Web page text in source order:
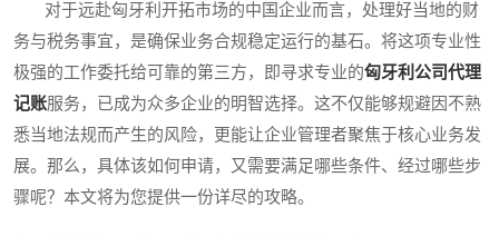
对于远赴匈牙利开拓市场的中国企业而言，处理好当地的财
务与税务事宜，是确保业务合规稳定运行的基石。将这项专业性
极强的工作委托给可靠的第三方，即寻求专业的匈牙利公司代理
记账服务，已成为众多企业的明智选择。这不仅能够规避因不熟
悉当地法规而产生的风险，更能让企业管理者聚焦于核心业务发
展。那么，具体该如何申请，又需要满足哪些条件、经过哪些步
骤呢？本文将为您提供一份详尽的攻略。